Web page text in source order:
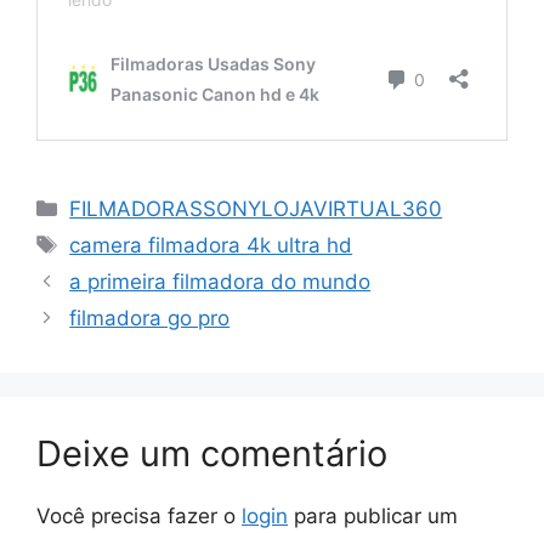
Categorias
FILMADORASSONYLOJAVIRTUAL360
Tags
camera filmadora 4k ultra hd
a primeira filmadora do mundo
filmadora go pro
Deixe um comentário
Você precisa fazer o login para publicar um